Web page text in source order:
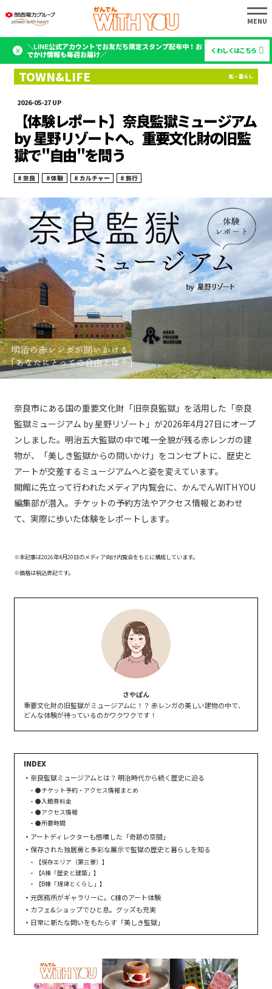
＼LINE公式アカウントでお友だち限定スタンプ配布中！お
でかけ情報も毎週お届け／
くわしくはこちら
2026-05-27
【体験レポート】奈良監獄ミュージアム
by 星野リゾートへ。重要文化財の旧監
獄で"自由"を問う
奈良 体験 カルチャー 旅行
奈良市にある国の重要文化財「旧奈良監獄」を活用した「奈良
監獄ミュージアム by 星野リゾート」が2026年4月27日にオープ
ンしました。明治五大監獄の中で唯一全貌が残る赤レンガの建
物が、「美しき監獄からの問いかけ」をコンセプトに、歴史と
アートが交差するミュージアムへと姿を変えています。
開館に先立って行われたメディア内覧会に、かんでんWITH YOU
編集部が潜入。チケットの予約方法やアクセス情報とあわせ
て、実際に歩いた体験をレポートします。
※本記事は2026年4月20日のメディア向け内覧会をもとに構成しています。
※価格は税込表記です。
さやぱん
重要文化財の旧監獄がミュージアムに！？ 赤レンガの美しい建物の中で、
どんな体験が待っているのかワクワクです！
奈良監獄ミュージアムとは？ 明治時代から続く歴史に迫る
●チケット予約・アクセス情報まとめ
●入館券料金
●アクセス情報
●所要時間
アートディレクターも感嘆した「奇跡の空間」
保存された独居房と多彩な展示で監獄の歴史と暮らしを知る
【保存エリア（第三寮）】
【A棟「歴史と建築」】
【B棟「規律とくらし」】
元医務所がギャラリーに。C棟のアート体験
カフェ&ショップでひと息。グッズも充実
日常に新たな問いをもたらす「美しき監獄」